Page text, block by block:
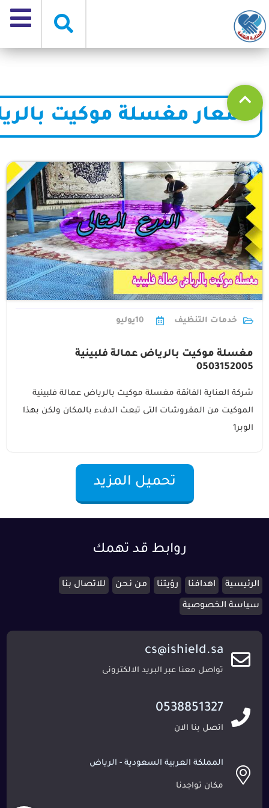
اسعار مغسلة موكيت
خدمات التنظيف 10يوليو
مغسلة موكيت بالرياض عمالة فلبينية
0503152005
شركة العناية الفائقة مغسلة موكيت بالرياض عمالة فلبينية
الموكيت من المفروشات التى تبعث الدفء بالمكان ولكن بهذا
الوبر1
تحميل المزيد
روابط قد تهمك
الرئيسية اهدافنا رؤيتنا من نحن للاتصال بنا
سياسة الخصوصية
cs@ishield.sa
تواصل معنا عبر البريد الالكترونى
0538851327
اتصل بنا الان
المملكة العربية السعودية - الرياض
مكان تواجدنا